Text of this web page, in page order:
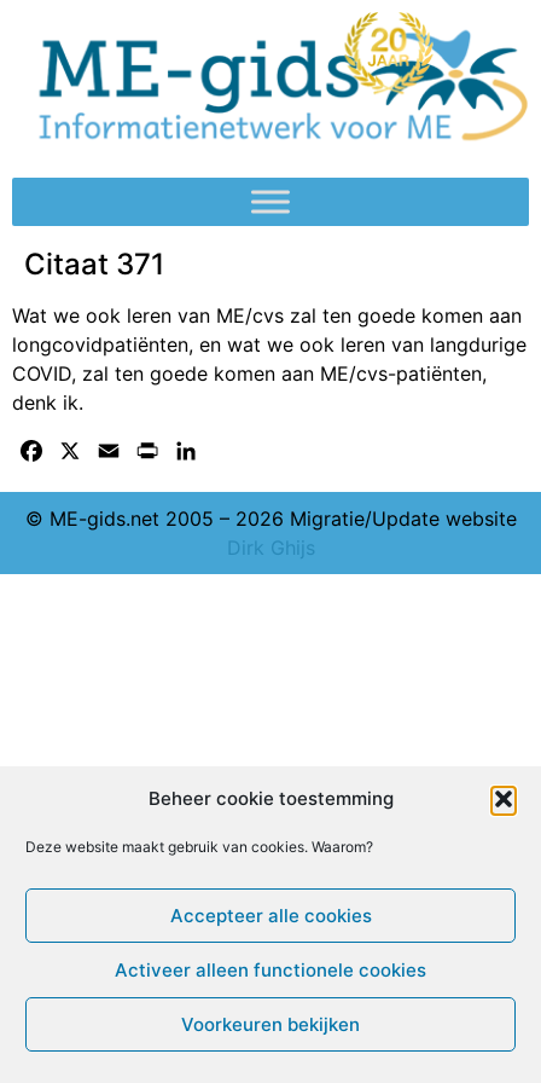
Beheer cookie toestemming
Deze website maakt gebruik van cookies. Waarom?
Accepteer alle cookies
Activeer alleen functionele cookies
Voorkeuren bekijken
Citaat 371
Wat we ook leren van ME/cvs zal ten goede komen aan
longcovidpatiënten, en wat we ook leren van langdurige
COVID, zal ten goede komen aan ME/cvs-patiënten,
denk ik.
Facebook Email Print
© ME-gids.net 2005 – 2026 Migratie/Update website
Dirk Ghijs